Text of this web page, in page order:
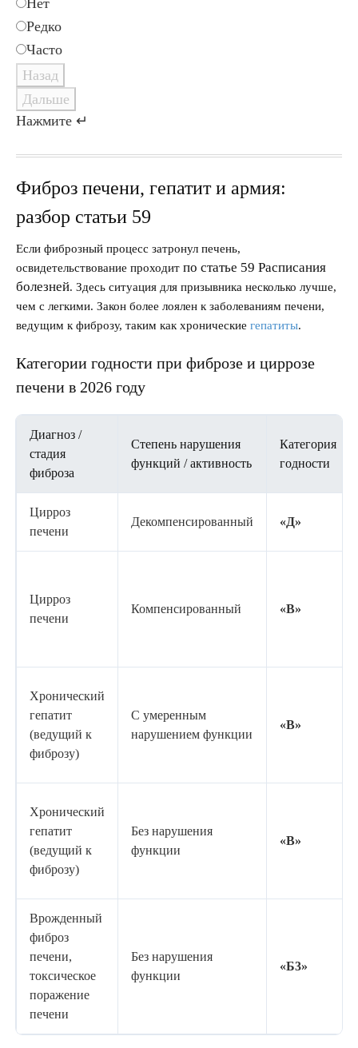
Нет
Редко
Часто
Назад
Дальше
Нажмите ↵
Фиброз печени, гепатит и армия:
разбор статьи 59
Если фиброзный процесс затронул печень,
освидетельствование проходит по статье 59 Расписания
болезней. Здесь ситуация для призывника несколько лучше,
чем с легкими. Закон более лоялен к заболеваниям печени,
ведущим к фиброзу, таким как хронические гепатиты.
Категории годности при фиброзе и циррозе
печени в 2026 году
Диагноз /
стадия
фиброза
Степень нарушения
функций / активность
Категория
годности
Цирроз
печени
Декомпенсированный «Д»
Цирроз
печени
Компенсированный «В»
Хронический
гепатит
(ведущий к
фиброзу)
С умеренным
нарушением функции
«В»
Хронический
гепатит
(ведущий к
фиброзу)
Без нарушения
функции
«В»
Врожденный
фиброз
печени,
токсическое
поражение
печени
Без нарушения
функции
«Б3»